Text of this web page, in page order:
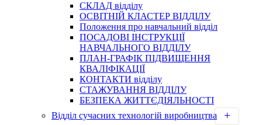
СКЛАД відділу
ОСВІТНІЙ КЛАСТЕР ВІДДІЛУ
Положення про навчальний вiддiл
ПОСАДОВІ ІНСТРУКЦІЇ
НАВЧАЛЬНОГО ВІДДІЛУ
ПЛАН-ГРАФІК ПІДВИЩЕННЯ
КВАЛІФІКАЦІЇ
КОНТАКТИ відділу
СТАЖУВАННЯ ВІДДІЛУ
БЕЗПЕКА ЖИТТЄДІЯЛЬНОСТІ
Відділ сучасних технологій виробництва